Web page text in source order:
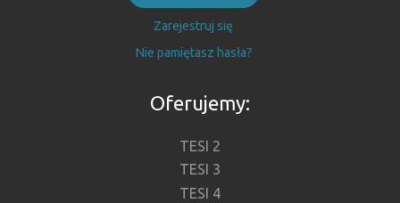
Zarejestruj się
Nie pamiętasz hasła?
Oferujemy:
TESI 2
TESI 3
TESI 4